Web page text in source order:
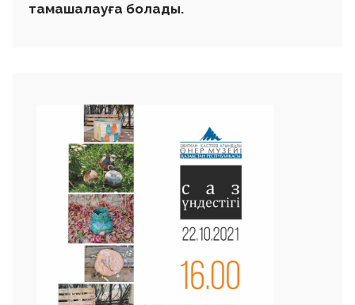
тамашалауға болады.